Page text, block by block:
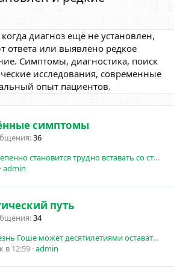
диагноз ещё не установлен,
ответа или выявлено редкое
Симптомы, диагностика, поиск
исследования, современные
опыт пациентов.
симптомы
36
Почему постепенно становится трудно вставать со стула и подниматься по лестнице?
admin
путь
34
Почему болезнь Гоше может десятилетиями оставаться нераспознанной?
в 12:59 admin